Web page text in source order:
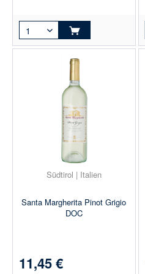
Südtirol | Italien
Santa Margherita Pinot Grigio
DOC
11,45 €